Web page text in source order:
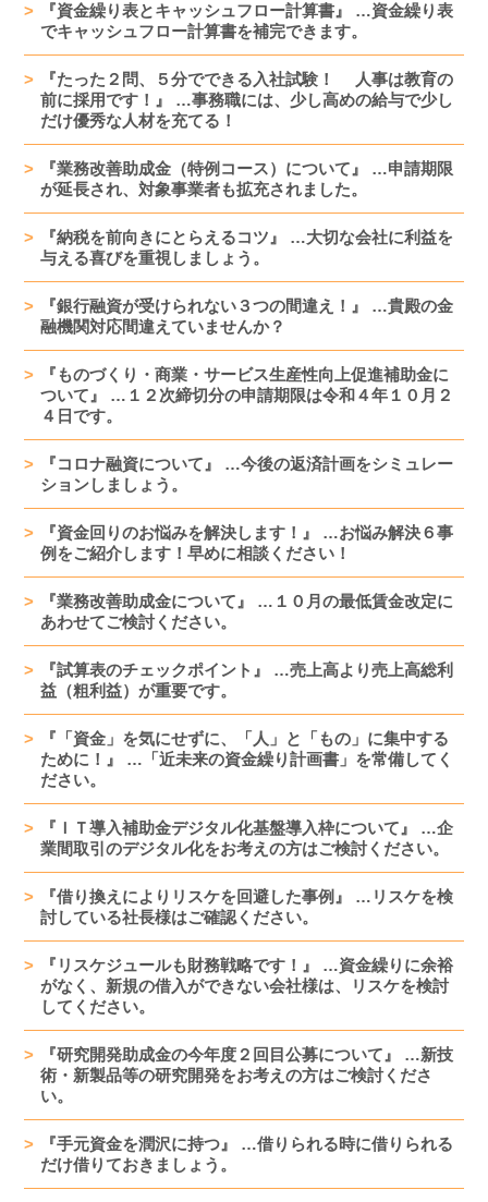
『資金繰り表とキャッシュフロー計算書』 …資金繰り表
でキャッシュフロー計算書を補完できます。
『たった２問、５分でできる入社試験！ 人事は教育の
前に採用です！』 …事務職には、少し高めの給与で少し
だけ優秀な人材を充てる！
『業務改善助成金（特例コース）について』 …申請期限
が延長され、対象事業者も拡充されました。
『納税を前向きにとらえるコツ』 …大切な会社に利益を
与える喜びを重視しましょう。
『銀行融資が受けられない３つの間違え！』 …貴殿の金
融機関対応間違えていませんか？
『ものづくり・商業・サービス生産性向上促進補助金に
ついて』 …１２次締切分の申請期限は令和４年１０月２
４日です。
『コロナ融資について』 …今後の返済計画をシミュレー
ションしましょう。
『資金回りのお悩みを解決します！』 …お悩み解決６事
例をご紹介します！早めに相談ください！
『業務改善助成金について』 …１０月の最低賃金改定に
あわせてご検討ください。
『試算表のチェックポイント』 …売上高より売上高総利
益（粗利益）が重要です。
『「資金」を気にせずに、「人」と「もの」に集中する
ために！』 …「近未来の資金繰り計画書」を常備してく
ださい。
『ＩＴ導入補助金デジタル化基盤導入枠について』 …企
業間取引のデジタル化をお考えの方はご検討ください。
『借り換えによりリスケを回避した事例』 …リスケを検
討している社長様はご確認ください。
『リスケジュールも財務戦略です！』 …資金繰りに余裕
がなく、新規の借入ができない会社様は、リスケを検討
してください。
『研究開発助成金の今年度２回目公募について』 …新技
術・新製品等の研究開発をお考えの方はご検討くださ
い。
『手元資金を潤沢に持つ』 …借りられる時に借りられる
だけ借りておきましょう。